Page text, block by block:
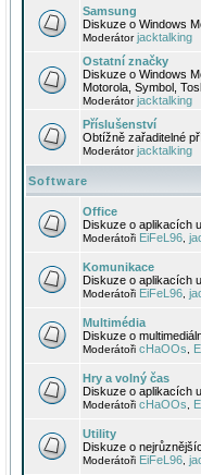
Samsung
Diskuze o Windows
Moderátorjacktalking
Ostatní značky
Diskuze o Windows
Motorola, Symbol,
Moderátorjacktalking
Příslušenství
Obtížně zařaditelné
Moderátorjacktalking
Software
Office
Diskuze o aplikacích
Moderátoři EiFeL96
Komunikace
Diskuze o aplikacích
Moderátoři EiFeL96
Multimédia
Diskuze o
Moderátoři cHaOOs
Hry a volný čas
Diskuze o aplikacích
Moderátoři cHaOOs
Utility
Diskuze o
Moderátoři EiFeL96